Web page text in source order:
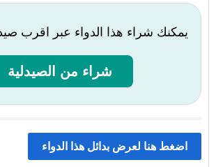
يمكنك شراء هذا الدواء عبر اقرب
شراء من الصيدلية
اضغط هنا لعرض بدائل هذا الدواء